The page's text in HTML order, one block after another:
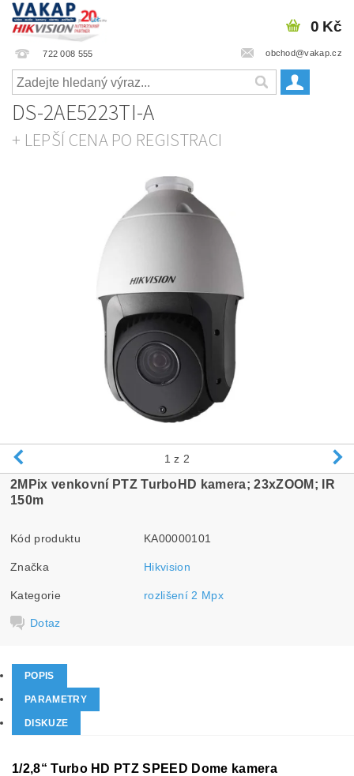
722 008 555 obchod@vakap.cz
0 Kč
DS-2AE5223TI-A
+ LEPŠÍ CENA PO REGISTRACI
1 z 2
2MPix venkovní PTZ TurboHD kamera; 23xZOOM; IR
150m
Kód produktu KA00000101
Značka Hikvision
Kategorie rozlišení 2 Mpx
Dotaz
POPIS
PARAMETRY
DISKUZE
1/2,8“ Turbo HD PTZ SPEED Dome kamera